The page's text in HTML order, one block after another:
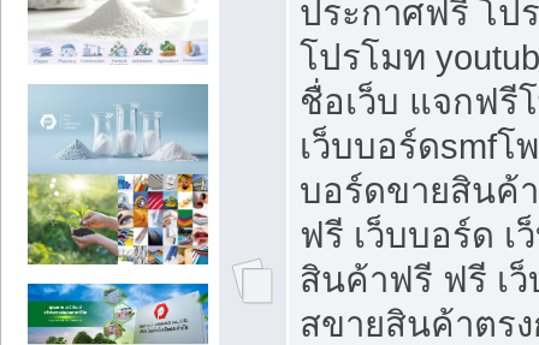
ประกาศฟรี โป
โปรโมท
ชื่อเว็บ แจกฟรี
เว็บบอร์ดsmfโ
บอร์ดขายสินค้
ฟรี เว็บบอร์ด เ
สินค้าฟรี ฟรี เ
สขายสินค้าตร